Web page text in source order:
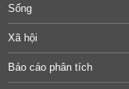
Sống
Xã hội
Báo cáo phân tích